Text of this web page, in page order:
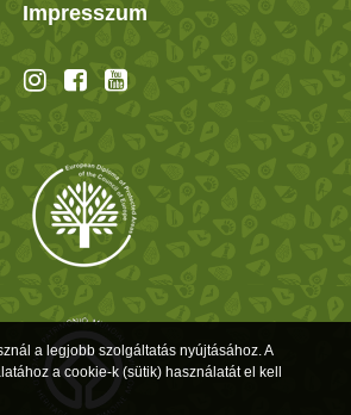
Impresszum
a legjobb szolgáltatás nyújtásához. A
a cookie-k (sütik) használatát el kell